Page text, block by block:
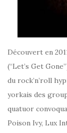
Découvert en
(“Let’s Get
du rock’n’roll
yorkais des
quatuor
Poison Ivy, Lux